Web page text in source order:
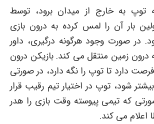
توپ به خارج از میدان برود، توسط
بار آن را لمس کرده به درون بازی
در صورت وجود هرگونه درگیری، داور
درون زمین منتقل می کند. بازیکن درون
فرصت دارد تا توپ را نگه دارد، در صورتی
ثانیه بیشتر شود، توپ در اختیار تیم رقیب قرار
که تیمی پیوسته وقت بازی را هدر
اعلام می کند.